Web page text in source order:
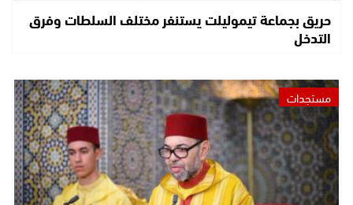
حريق بجماعة تيموليلت يستنفر مختلف السلطات وفرق
التدخل
مستجدات